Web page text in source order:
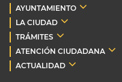
AYUNTAMIENTO
LA CIUDAD
TRÁMITES
ATENCIÓN CIUDADANA
ACTUALIDAD